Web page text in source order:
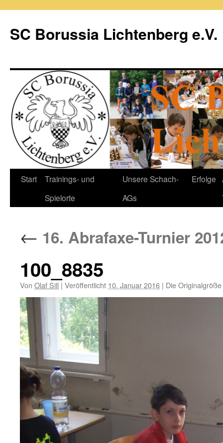
springen
SC Borussia Lichtenberg e.V.
Start
Trainings- und
Spielorte
Unsere Schach-
AGs
Erfolge
← 16. Abrafaxe-Turnier
100_8835
Von Olaf Sill | Veröffentlicht 10. Januar 2016 | Die